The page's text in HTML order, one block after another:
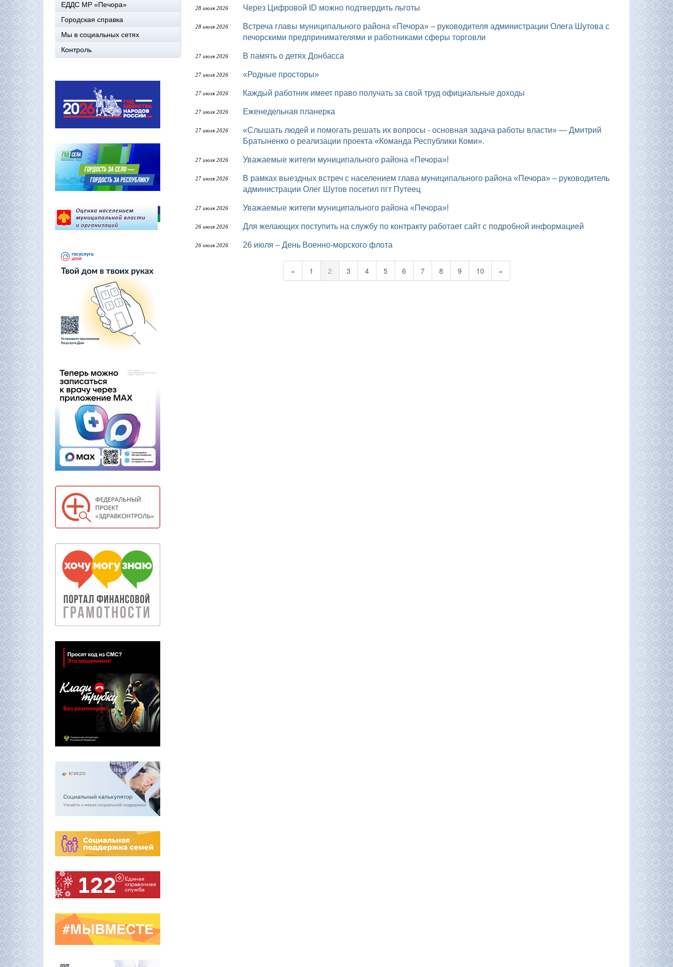
ЕДДС МР «Печора»
Городская справка
Мы в социальных сетях
Контроль
28 июля 2026 Через Цифровой ID можно подтвердить льготы
28 июля 2026
Встреча главы муниципального района «Печора» – руководителя администрации Олега Шутова с
печорскими предпринимателями и работниками сферы торговли
27 июля 2026 В память о детях Донбасса
27 июля 2026 «Родные просторы»
27 июля 2026 Каждый работник имеет право получать за свой труд официальные доходы
27 июля 2026 Еженедельная планерка
27 июля 2026
«Слышать людей и помогать решать их вопросы - основная задача работы власти» — Дмитрий
Братыненко о реализации проекта «Команда Республики Коми».
27 июля 2026 Уважаемые жители муниципального района «Печора»!
27 июля 2026
В рамках выездных встреч с населением глава муниципального района «Печора» – руководитель
администрации Олег Шутов посетил пгт Путеец
27 июля 2026 Уважаемые жители муниципального района «Печора»!
26 июля 2026 Для желающих поступить на службу по контракту работает сайт с подробной информацией
26 июля 2026 26 июля – День Военно-морского флота
« 1 2 3 4 5 6 7 8 9 10 »